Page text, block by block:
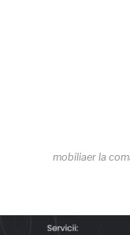
mobiliaer la